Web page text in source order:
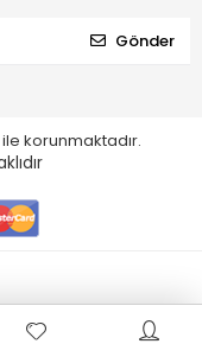
Gönder
korunmaktadır.